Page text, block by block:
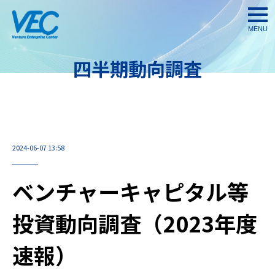
四半期動向調査
2024-06-07 13:58
ベンチャーキャピタル等
投資動向調査（2023年度
速報）